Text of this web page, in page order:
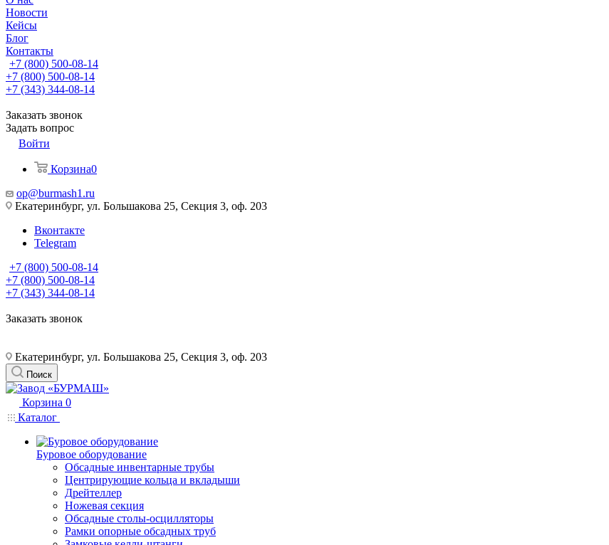
Новости
Кейсы
Блог
Контакты
+7 (800) 500-08-14
+7 (800) 500-08-14
+7 (343) 344-08-14
Заказать звонок
Задать вопрос
Войти
Корзина0
op@burmash1.ru
Екатеринбург, ул. Большакова 25, Секция 3, оф. 203
Вконтакте
Telegram
+7 (800) 500-08-14
+7 (800) 500-08-14
+7 (343) 344-08-14
Заказать звонок
Екатеринбург, ул. Большакова 25, Секция 3, оф. 203
Поиск
Корзина 0
Каталог
Буровое оборудование
Обсадные инвентарные трубы
Центрирующие кольца и вкладыши
Дрейтеллер
Ножевая секция
Обсадные столы-осцилляторы
Рамки опорные обсадных труб